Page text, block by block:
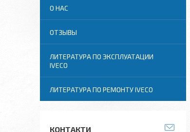
О НАС
ОТЗЫВЫ
ЛИТЕРАТУРА ПО ЭКСПЛУАТАЦИИ
IVECO
ЛИТЕРАТУРА ПО РЕМОНТУ IVECO
КОНТАКТИ